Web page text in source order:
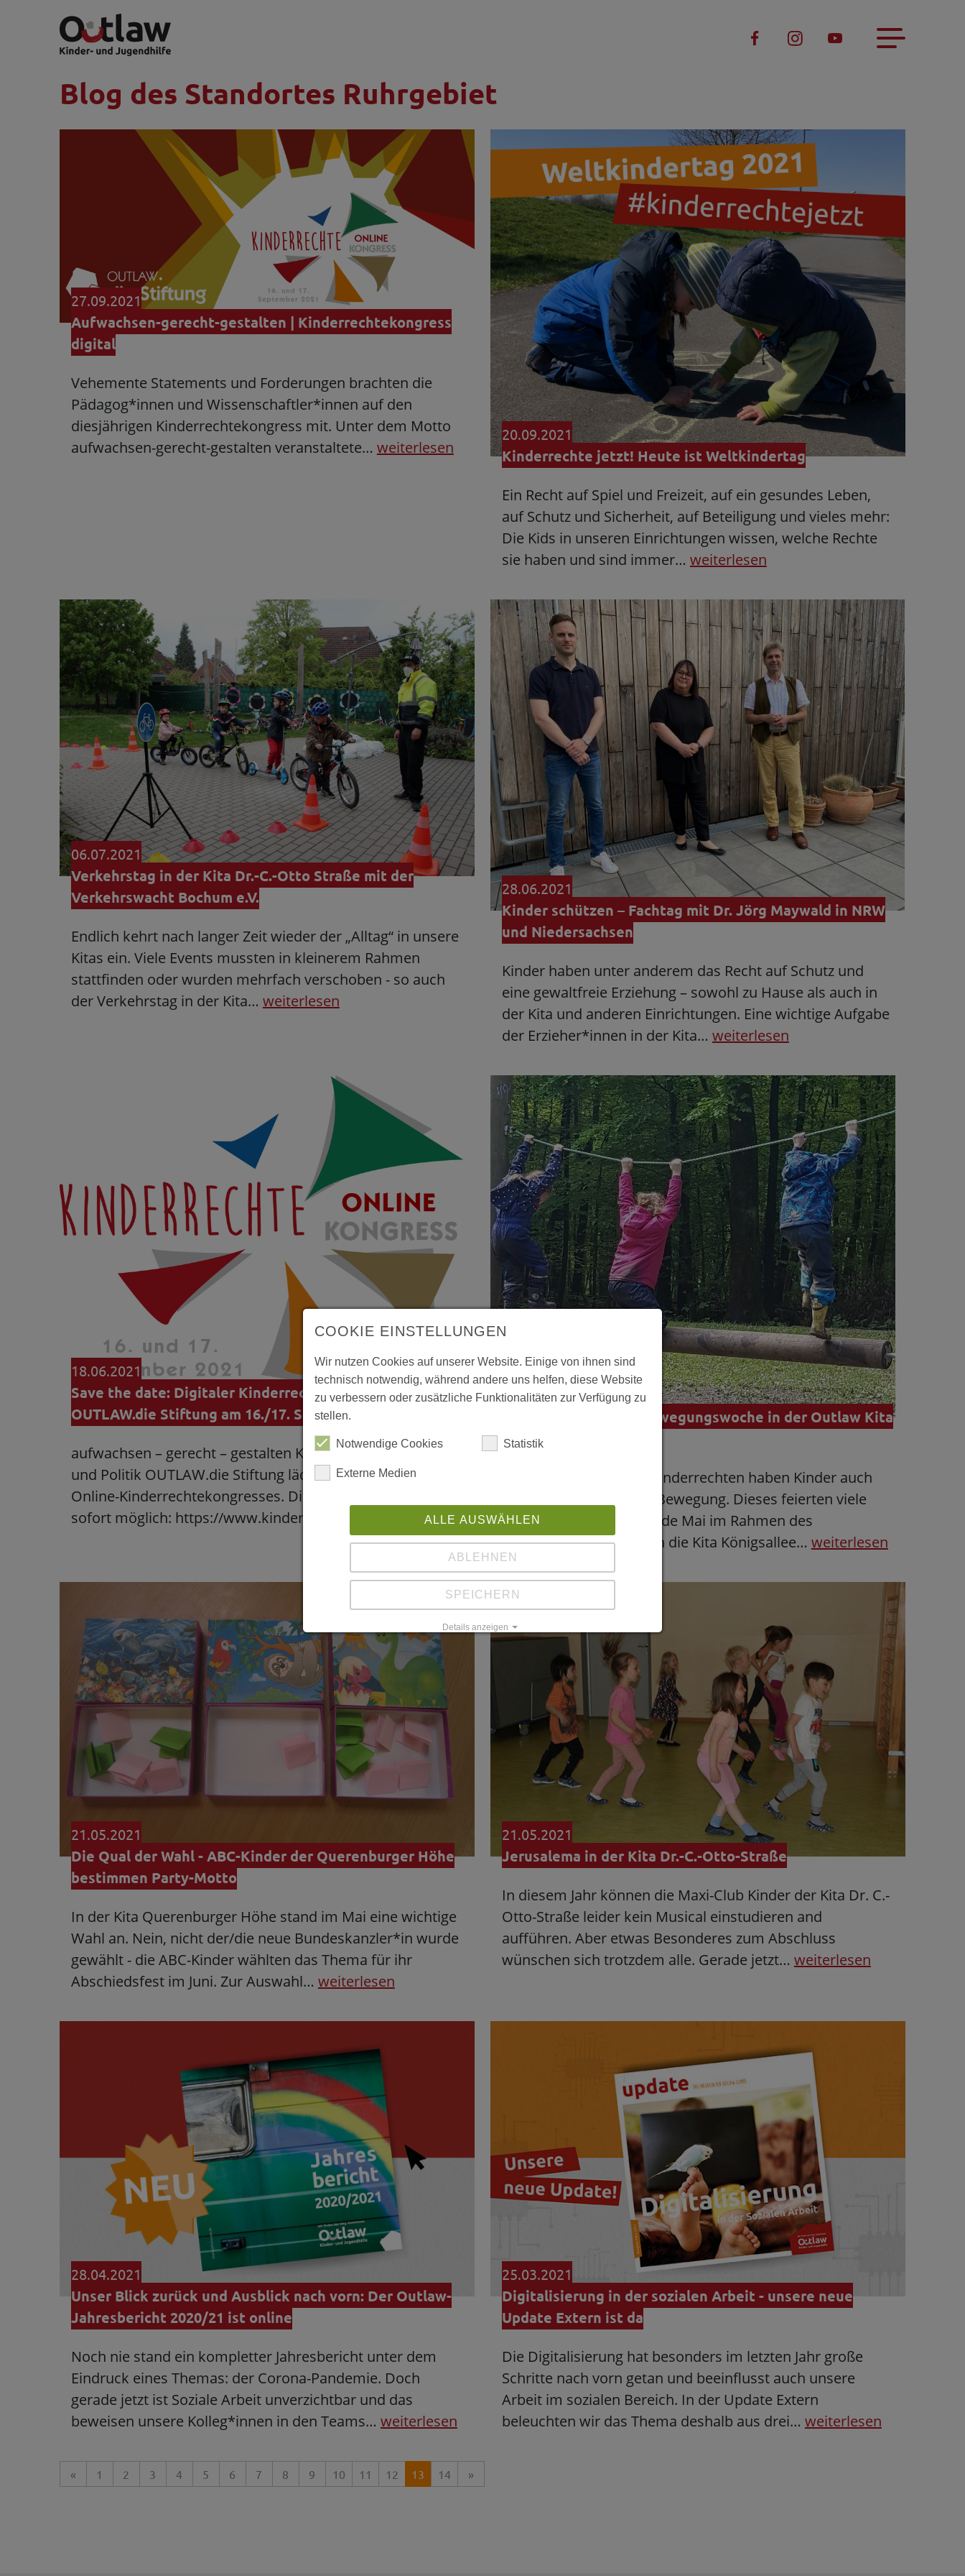
Blog des Standortes Ruhrgebiet
27.09.2021
Aufwachsen-gerecht-gestalten | Kinderrechtekongress
digital
Vehemente Statements und Forderungen brachten die
Pädagog*innen und Wissenschaftler*innen auf den
diesjährigen Kinderrechtekongress mit. Unter dem Motto
aufwachsen-gerecht-gestalten veranstaltete… weiterlesen
20.09.2021
Kinderrechte jetzt! Heute ist Weltkindertag
Ein Recht auf Spiel und Freizeit, auf ein gesundes Leben,
auf Schutz und Sicherheit, auf Beteiligung und vieles mehr:
Die Kids in unseren Einrichtungen wissen, welche Rechte
sie haben und sind immer… weiterlesen
06.07.2021
Verkehrstag in der Kita Dr.-C.-Otto Straße mit der
Verkehrswacht Bochum e.V.
Endlich kehrt nach langer Zeit wieder der „Alltag“ in unsere
Kitas ein. Viele Events mussten in kleinerem Rahmen
stattfinden oder wurden mehrfach verschoben - so auch
der Verkehrstag in der Kita… weiterlesen
28.06.2021
Kinder schützen – Fachtag mit Dr. Jörg Maywald in NRW
und Niedersachsen
Kinder haben unter anderem das Recht auf Schutz und
eine gewaltfreie Erziehung – sowohl zu Hause als auch in
der Kita und anderen Einrichtungen. Eine wichtige Aufgabe
der Erzieher*innen in der Kita… weiterlesen
18.06.2021
Save the date: Digitaler Kinderrechtekongress von
OUTLAW.die Stiftung am 16./17. September 2021
aufwachsen – gerecht – gestalten Kinderrechte in Alltag
und Politik OUTLAW.die Stiftung lädt zum diesjährigen
Online-Kinderrechtekongresses. Die Anmeldung ist ab
sofort möglich: https://www.kinderrec…
07.06.2021
Weltspieltag 2021 – Bewegungswoche in der Outlaw Kita
Königsallee
Neben vielen anderen Kinderrechten haben Kinder auch
ein Recht auf Spiel und Bewegung. Dieses feierten viele
unserer Outlaw Kitas Ende Mai im Rahmen des
Weltspieltages – so auch die Kita Königsallee… weiterlesen
21.05.2021
Die Qual der Wahl - ABC-Kinder der Querenburger Höhe
bestimmen Party-Motto
In der Kita Querenburger Höhe stand im Mai eine wichtige
Wahl an. Nein, nicht der/die neue Bundeskanzler*in wurde
gewählt - die ABC-Kinder wählten das Thema für ihr
Abschiedsfest im Juni. Zur Auswahl… weiterlesen
21.05.2021
Jerusalema in der Kita Dr.-C.-Otto-Straße
In diesem Jahr können die Maxi-Club Kinder der Kita Dr. C.-
Otto-Straße leider kein Musical einstudieren and
aufführen. Aber etwas Besonderes zum Abschluss
wünschen sich trotzdem alle. Gerade jetzt… weiterlesen
28.04.2021
Unser Blick zurück und Ausblick nach vorn: Der Outlaw-
Jahresbericht 2020/21 ist online
Noch nie stand ein kompletter Jahresbericht unter dem
Eindruck eines Themas: der Corona-Pandemie. Doch
gerade jetzt ist Soziale Arbeit unverzichtbar und das
beweisen unsere Kolleg*innen in den Teams… weiterlesen
25.03.2021
Digitalisierung in der sozialen Arbeit - unsere neue
Update Extern ist da
Die Digitalisierung hat besonders im letzten Jahr große
Schritte nach vorn getan und beeinflusst auch unsere
Arbeit im sozialen Bereich. In der Update Extern
beleuchten wir das Thema deshalb aus drei… weiterlesen
« 1 2 3 4 5 6 7 8 9 10 11 12 13 14 »
COOKIE EINSTELLUNGEN
Wir nutzen Cookies auf unserer Website. Einige von ihnen sind
technisch notwendig, während andere uns helfen, diese Website
zu verbessern oder zusätzliche Funktionalitäten zur Verfügung zu
stellen.
Notwendige Cookies Statistik
Externe Medien
ALLE AUSWÄHLEN
ABLEHNEN
SPEICHERN
Details anzeigen
Impressum